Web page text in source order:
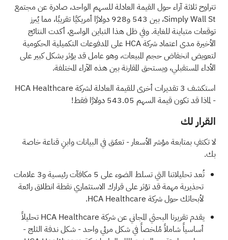
تتراوح ثلاثة آراء حول القيمة العادلة للسهم الواحد، صادرة عن مجتمع
Simply Wall St، بين 543 و928 دولارًا أمريكيًا تقريبًا، مما يُبرز
توقعات متباينة للغاية. وفي ظل هذا التباين الواسع، أكدت النتائج
الأخيرة مدى اعتماد شركة HCA على المدفوعات التكميلية الحكومية
لتعويض انخفاض حجم المبيعات، وهو عامل قد يؤثر بشكل كبير على
الأداء المستقبلي، ويستحق المقارنة بين هذه الآراء المختلفة.
استكشف 3 تقديرات أخرى للقيمة العادلة لشركة HCA Healthcare
- لماذا قد تكون قيمة السهم 543.05 دولارًا فقط!
القرار لك
لا تكتفِ بمتابعة مؤشر الأسعار - تعمّق في البيانات وابنِ قناعة خاصة
بك.
تُعد تحليلاتنا التي تسلط الضوء على
5 مكافآت رئيسية و3 علامات
تحذيرية مهمةقد تؤثر على قرارك الاستثماري نقطة انطلاق رائعة
لأبحاثك حول شركة HCA Healthcare.
يقدم تقريرنا البحثي المجاني عن شركة HCA Healthcare
تحليلاً
أساسياً شاملاً مُلخصاً في شكل مرئي واحد - شكل ندفة الثلج -